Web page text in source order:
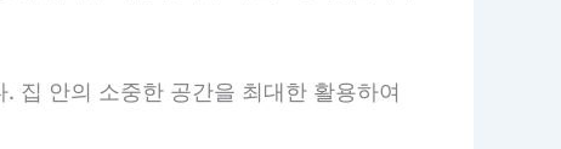
집 안의 소중한 공간을 최대한 활용하여